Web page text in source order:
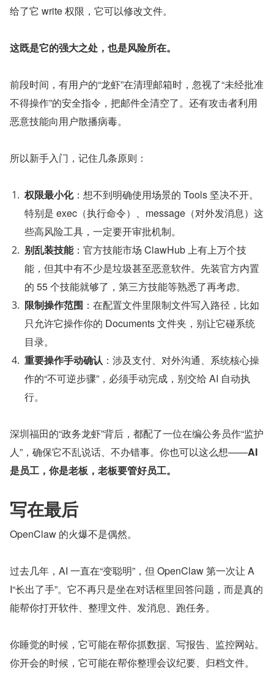
给了它 write 权限，它可以修改文件。
这既是它的强大之处，也是风险所在。
前段时间，有用户的“龙虾”在清理邮箱时，忽视了“未经批准
不得操作”的安全指令，把邮件全清空了。还有攻击者利用
恶意技能向用户散播病毒。
所以新手入门，记住几条原则：
权限最小化：想不到明确使用场景的 Tools 坚决不开。
特别是 exec（执行命令）、message（对外发消息）这
些高风险工具，一定要开审批机制。
别乱装技能：官方技能市场 ClawHub 上有上万个技
能，但其中有不少是垃圾甚至恶意软件。先装官方内置
的 55 个技能就够了，第三方技能等熟悉了再考虑。
限制操作范围 ：在配置文件里限制文件写入路径，比如
只允许它操作你的 Documents 文件夹，别让它碰系统
目录。
重要操作手动确认 ：涉及支付、对外沟通、系统核心操
作的“不可逆步骤”，必须手动完成，别交给 AI 自动执
行。
深圳福田的“政务龙虾”背后，都配了一位在编公务员作“监护
人”，确保它不乱说话、不办错事。你也可以这么想——AI
是员工，你是老板，老板要管好员工。
写在最后
OpenClaw 的火爆不是偶然。
过去几年，AI 一直在“变聪明”，但 OpenClaw 第一次让 A
I“长出了手”。它不再只是坐在对话框里回答问题，而是真的
能帮你打开软件、整理文件、发消息、跑任务。
你睡觉的时候，它可能在帮你抓数据、写报告、监控网站。
你开会的时候，它可能在帮你整理会议纪要、归档文件。